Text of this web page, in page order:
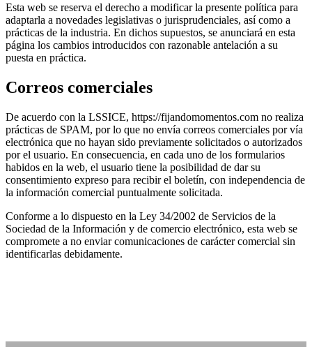
Esta web se reserva el derecho a modificar la presente política para
adaptarla a novedades legislativas o jurisprudenciales, así como a
prácticas de la industria. En dichos supuestos, se anunciará en esta
página los cambios introducidos con razonable antelación a su
puesta en práctica.
Correos comerciales
De acuerdo con la LSSICE, https://fijandomomentos.com no realiza
prácticas de SPAM, por lo que no envía correos comerciales por vía
electrónica que no hayan sido previamente solicitados o autorizados
por el usuario. En consecuencia, en cada uno de los formularios
habidos en la web, el usuario tiene la posibilidad de dar su
consentimiento expreso para recibir el boletín, con independencia de
la información comercial puntualmente solicitada.
Conforme a lo dispuesto en la Ley 34/2002 de Servicios de la
Sociedad de la Información y de comercio electrónico, esta web se
compromete a no enviar comunicaciones de carácter comercial sin
identificarlas debidamente.